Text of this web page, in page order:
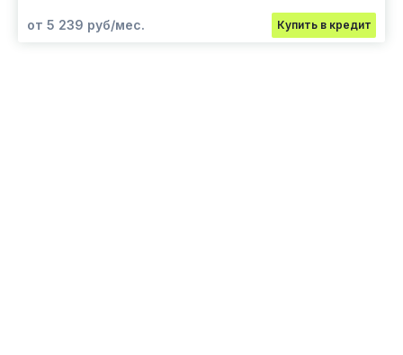
от 5 239 руб/мес. Купить в кредит